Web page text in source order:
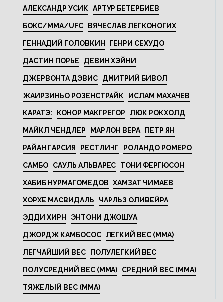
АЛЕКСАНДР УСИК АРТУР БЕТЕРБИЕВ
БОКС/MMA/UFC ВЯЧЕСЛАВ ЛЕГКОНОГИХ
ГЕННАДИЙ ГОЛОВКИН ГЕНРИ СЕХУДО
ДАСТИН ПОРЬЕ ДЕВИН ХЭЙНИ
ДЖЕРВОНТА ДЭВИС ДМИТРИЙ БИВОЛ
ЖАИРЗИНЬО РОЗЕНСТРАЙК ИСЛАМ МАХАЧЕВ
КАРАТЭ: КОНОР МАКГРЕГОР ЛЮК РОКХОЛД
МАЙКЛ ЧЕНДЛЕР МАРЛОН ВЕРА ПЕТР ЯН
РАЙАН ГАРСИЯ РЕСТЛИНГ РОЛАНДО РОМЕРО
САМБО САУЛЬ АЛЬВАРЕС ТОНИ ФЕРГЮСОН
ХАБИБ НУРМАГОМЕДОВ ХАМЗАТ ЧИМАЕВ
ХОРХЕ МАСВИДАЛЬ ЧАРЛЬЗ ОЛИВЕЙРА
ЭДДИ ХИРН ЭНТОНИ ДЖОШУА
ДЖОРДЖ КАМБОСОС ЛЕГКИЙ ВЕС (MMA)
ЛЕГЧАЙШИЙ ВЕС ПОЛУЛЕГКИЙ ВЕС
ПОЛУСРЕДНИЙ ВЕС (MMA) СРЕДНИЙ ВЕС (MMA)
ТЯЖЕЛЫЙ ВЕС (MMA)